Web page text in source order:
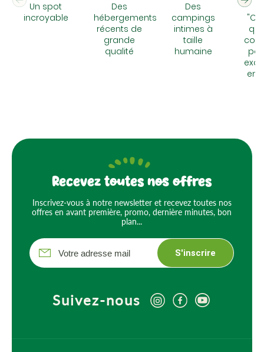
Un spot
incroyable
Des
hébergements
récents de
grande
qualité
Des
campings
intimes à
taille
humaine
en
Recevez toutes nos offres
Inscrivez-vous à notre newsletter et recevez toutes nos
offres en avant première, promo, dernière minutes, bon
plan...
S'inscrire
Suivez-nous